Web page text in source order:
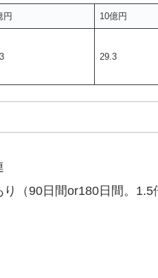
円 10億円
29.3
（90日間or180日間。1.5